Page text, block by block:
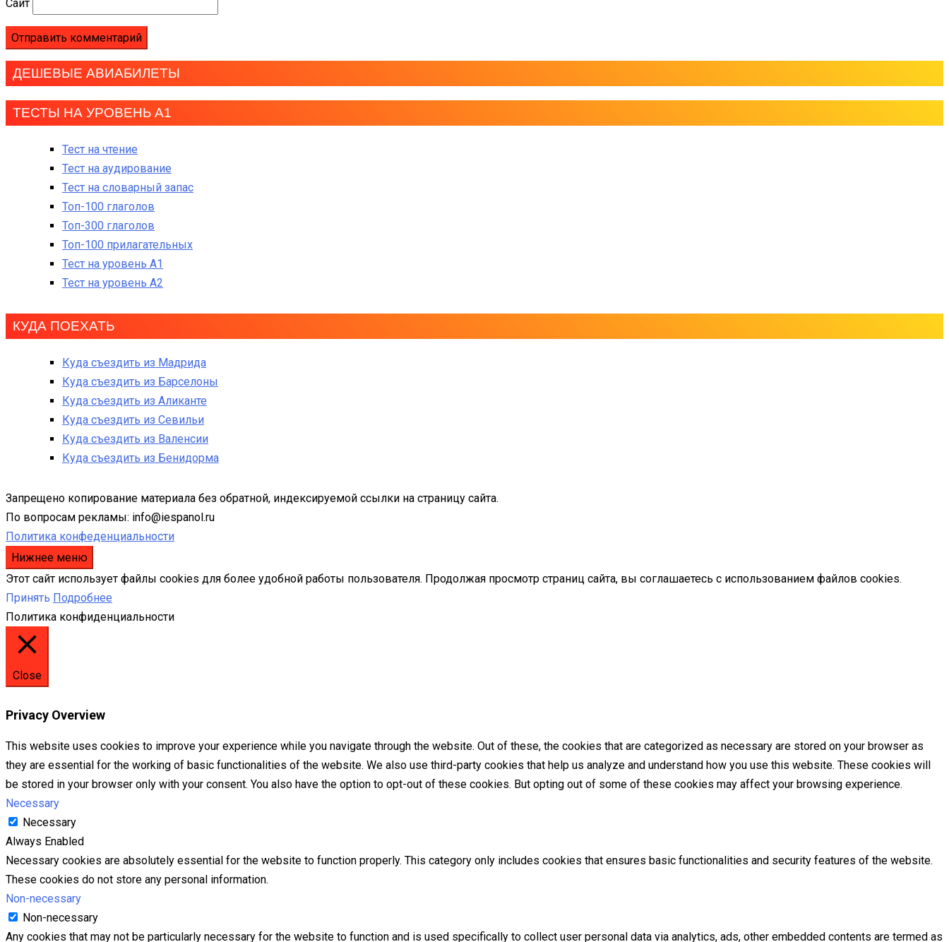
Сайт
ДЕШЕВЫЕ АВИАБИЛЕТЫ
ТЕСТЫ НА УРОВЕНЬ А1
Тест на чтение
Тест на аудирование
Тест на словарный запас
Топ-100 глаголов
Топ-300 глаголов
Топ-100 прилагательных
Тест на уровень A1
Тест на уровень A2
КУДА ПОЕХАТЬ
Куда съездить из Мадрида
Куда съездить из Барселоны
Куда съездить из Аликанте
Куда съездить из Севильи
Куда съездить из Валенсии
Куда съездить из Бенидорма
Запрещено копирование материала без обратной, индексируемой ссылки на страницу сайта.
По вопросам рекламы: info@iespanol.ru
Политика конфеденциальности
Нижнее меню
Этот сайт использует файлы cookies для более удобной работы пользователя. Продолжая просмотр страниц сайта, вы соглашаетесь с использованием файлов cookies.
Принять Подробнее
Политика конфиденциальности
Close
Privacy Overview
This website uses cookies to improve your experience while you navigate through the website. Out of these, the cookies that are categorized as necessary are stored on your browser as
they are essential for the working of basic functionalities of the website. We also use third-party cookies that help us analyze and understand how you use this website. These cookies will
be stored in your browser only with your consent. You also have the option to opt-out of these cookies. But opting out of some of these cookies may affect your browsing experience.
Necessary
Necessary
Always Enabled
Necessary cookies are absolutely essential for the website to function properly. This category only includes cookies that ensures basic functionalities and security features of the website.
These cookies do not store any personal information.
Non-necessary
Non-necessary
Any cookies that may not be particularly necessary for the website to function and is used specifically to collect user personal data via analytics, ads, other embedded contents are termed as